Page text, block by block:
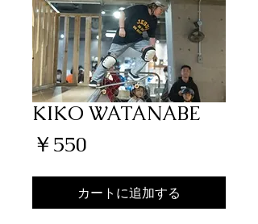
KIKO WATANABE
￥550
格
カートに追加する